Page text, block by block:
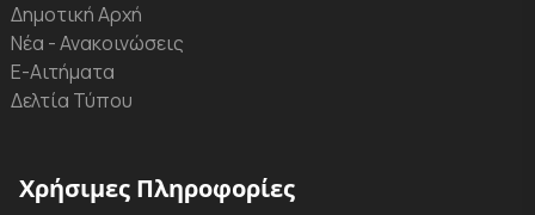
Δημοτική Αρχή
Νέα - Ανακοινώσεις
Ε-Αιτήματα
Δελτία Τύπου
Χρήσιμες Πληροφορίες